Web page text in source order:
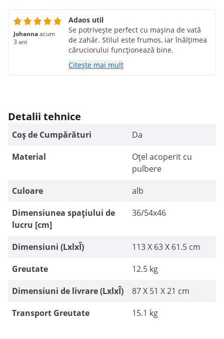
Johannaacum
3 ani
Adaos util
Se potrivește perfect cu mașina de vată
de zahăr. Stilul este frumos, iar înălțimea
căruciorului funcționează bine.
Citește mai mult
Detalii tehnice
Coș de Cumpărături
Da
Material
Oțel acoperit cu
pulbere
Culoare
alb
Dimensiunea spațiului de
lucru [cm]
36/54x46
Dimensiuni (LxlxÎ)
113 X 63 X 61.5 cm
Greutate
12.5 kg
Dimensiuni de livrare (LxlxÎ)
87 X 51 X 21 cm
Transport Greutate
15.1 kg